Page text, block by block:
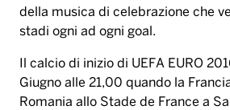
della musica di celebrazione che
stadi ogni ad ogni goal.
Il calcio di inizio di UEFA EURO
Giugno alle 21,00 quando la
Romania allo Stade de France a